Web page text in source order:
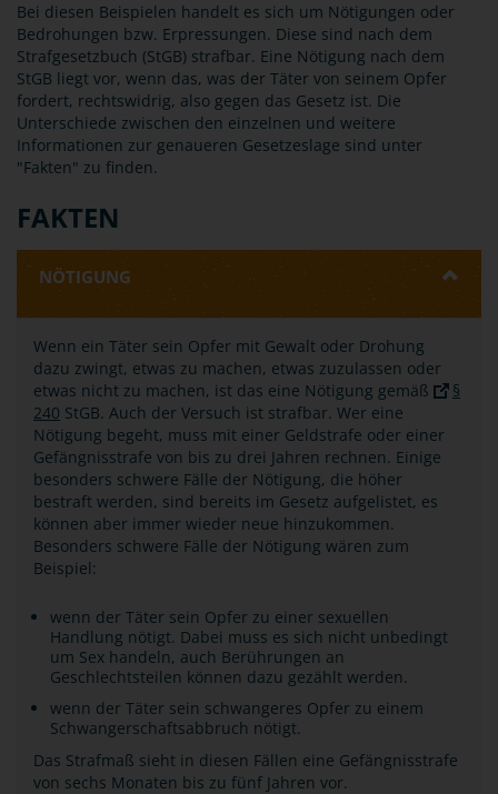
Bei diesen Beispielen handelt es sich um Nötigungen oder
Bedrohungen bzw. Erpressungen. Diese sind nach dem
Strafgesetzbuch (StGB) strafbar. Eine Nötigung nach dem
StGB liegt vor, wenn das, was der Täter von seinem Opfer
fordert, rechtswidrig, also gegen das Gesetz ist. Die
Unterschiede zwischen den einzelnen und weitere
Informationen zur genaueren Gesetzeslage sind unter
"Fakten" zu finden.
FAKTEN
NÖTIGUNG
Wenn ein Täter sein Opfer mit Gewalt oder Drohung
dazu zwingt, etwas zu machen, etwas zuzulassen oder
etwas nicht zu machen, ist das eine Nötigung gemäß
§
240 StGB. Auch der Versuch ist strafbar. Wer eine
Nötigung begeht, muss mit einer Geldstrafe oder einer
Gefängnisstrafe von bis zu drei Jahren rechnen. Einige
besonders schwere Fälle der Nötigung, die höher
bestraft werden, sind bereits im Gesetz aufgelistet, es
können aber immer wieder neue hinzukommen.
Besonders schwere Fälle der Nötigung wären zum
Beispiel:
wenn der Täter sein Opfer zu einer sexuellen
Handlung nötigt. Dabei muss es sich nicht unbedingt
um Sex handeln, auch Berührungen an
Geschlechtsteilen können dazu gezählt werden.
wenn der Täter sein schwangeres Opfer zu einem
Schwangerschaftsabbruch nötigt.
Das Strafmaß sieht in diesen Fällen eine Gefängnisstrafe
von sechs Monaten bis zu fünf Jahren vor.